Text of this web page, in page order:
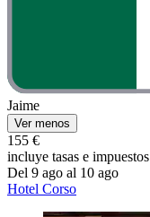
Jaime
Ver menos
155 €
incluye tasas e impuestos
Del 9 ago al 10 ago
Hotel Corso